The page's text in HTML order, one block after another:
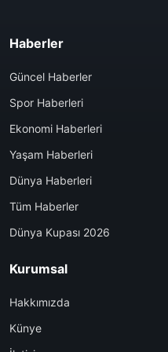
Haberler
Güncel Haberler
Spor Haberleri
Ekonomi Haberleri
Yaşam Haberleri
Dünya Haberleri
Tüm Haberler
Dünya Kupası 2026
Kurumsal
Hakkımızda
Künye